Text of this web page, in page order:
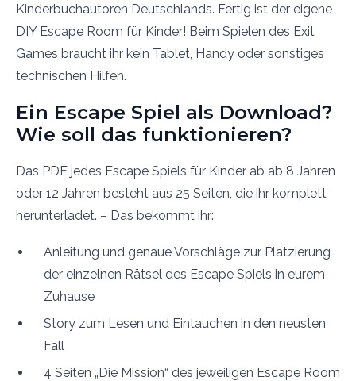
Kinderbuchautoren Deutschlands. Fertig ist der eigene
DIY Escape Room für Kinder! Beim Spielen des Exit
Games braucht ihr kein Tablet, Handy oder sonstiges
technischen Hilfen.
Ein Escape Spiel als Download?
Wie soll das funktionieren?
Das PDF jedes Escape Spiels für Kinder ab ab 8 Jahren
oder 12 Jahren besteht aus 25 Seiten, die ihr komplett
herunterladet. – Das bekommt ihr:
Anleitung und genaue Vorschläge zur Platzierung
der einzelnen Rätsel des Escape Spiels in eurem
Zuhause
Story zum Lesen und Eintauchen in den neusten
Fall
4 Seiten „Die Mission“ des jeweiligen Escape Room